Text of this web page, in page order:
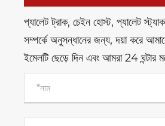
প্যালেট ট্রাক, চেইন হোস্ট, প্যালেট
সম্পর্কে অনুসন্ধানের জন্য, দয়া করে
ইমেলটি ছেড়ে দিন এবং আমরা 24 ঘন্টার